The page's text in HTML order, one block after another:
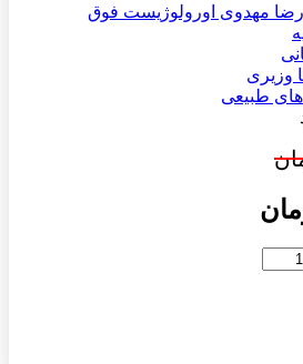
رضا مهدوی اورولوژیست فوق
وزیری
طبیعی